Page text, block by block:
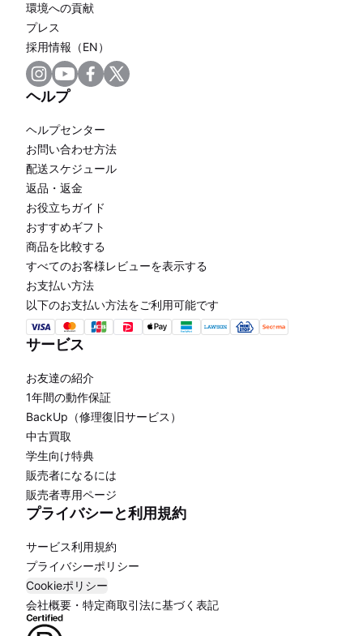
環境への貢献
プレス
採用情報（EN）
ヘルプ
ヘルプセンター
お問い合わせ方法
配送スケジュール
返品・返金
お役立ちガイド
おすすめギフト
商品を比較する
すべてのお客様レビューを表示する
お支払い方法
以下のお支払い方法をご利用可能です
サービス
お友達の紹介
1年間の動作保証
BackUp（修理復旧サービス）
中古買取
学生向け特典
販売者になるには
販売者専用ページ
プライバシーと利用規約
サービス利用規約
プライバシーポリシー
Cookieポリシー
会社概要・特定商取引法に基づく表記